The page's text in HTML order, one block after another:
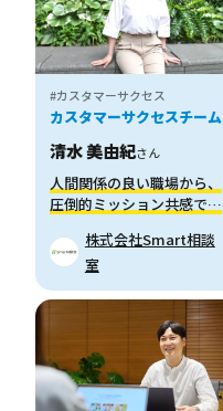
#カスタマーサクセス
カスタマーサクセスチーム
清水 美由紀さん
人間関係の良い職場から、
圧倒的ミッション共感で転
株式会社Smart相談
室